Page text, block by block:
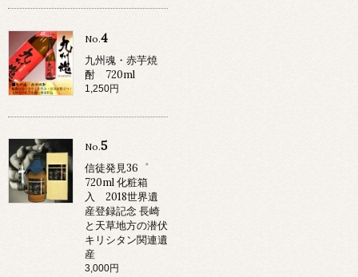
No.4
九州魂・赤芋焼
酎 720ml
1,250円
No.5
信徒発見36゜
720ml 化粧箱
入 2018世界遺
産登録記念 長崎
と天草地方の潜伏
キリシタン関連遺
産
3,000円